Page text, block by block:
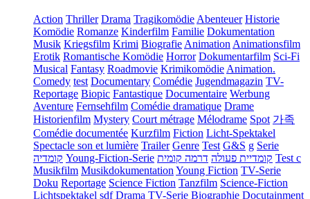
Action Thriller Drama Tragikomödie Abenteuer Historie
Komödie Romanze Kinderfilm Familie Dokumentation
Musik Kriegsfilm Krimi Biografie Animation Animationsfilm
Erotik Romantische Komödie Horror Dokumentarfilm Sci-Fi
Musical Fantasy Roadmovie Krimikomödie Animation.
Comedy test Documentary Comédie Jugendmagazin TV-
Reportage Biopic Fantastique Documentaire Werbung
Aventure Fernsehfilm Comédie dramatique Drame
Historienfilm Mystery Court métrage Mélodrame Spot 가족
Comédie documentée Kurzfilm Fiction Licht-Spektakel
Spectacle son et lumière Trailer Genre Test G&S g Serie
קומדיה Young-Fiction-Serie קומדיית פעולה דרמה קומית
Test c
Musikfilm Musikdokumentation Young Fiction TV-Serie
Doku Reportage Science Fiction Tanzfilm Science-Fiction
Lichtspektakel sdf Drama TV-Serie Biographie Docutainment